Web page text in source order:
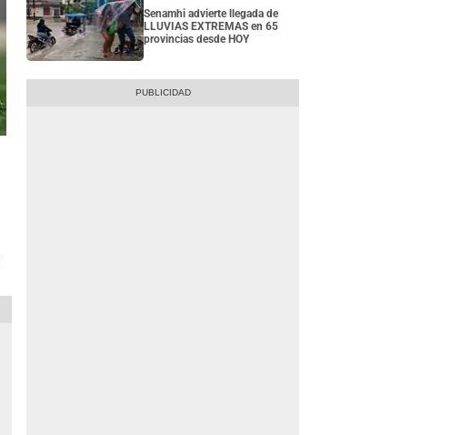
Senamhi advierte llegada de
LLUVIAS EXTREMAS en 65
provincias desde HOY